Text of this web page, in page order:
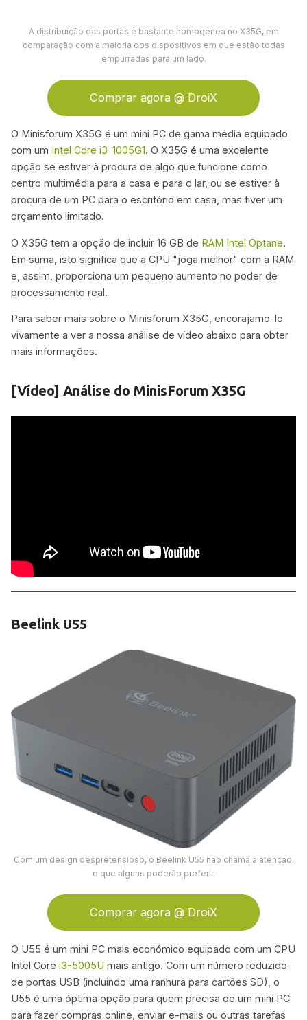
A distribuição das portas é bastante homogénea no X35G, em
comparação com a maioria dos dispositivos em que estão todas
empurradas para um lado.
Comprar agora @ DroiX
O Minisforum X35G é um mini PC de gama média equipado
com um Intel Core i3-1005G1. O X35G é uma excelente
opção se estiver à procura de algo que funcione como
centro multimédia para a casa e para o lar, ou se estiver à
procura de um PC para o escritório em casa, mas tiver um
orçamento limitado.
O X35G tem a opção de incluir 16 GB de RAM Intel Optane.
Em suma, isto significa que a CPU "joga melhor" com a RAM
e, assim, proporciona um pequeno aumento no poder de
processamento real.
Para saber mais sobre o Minisforum X35G, encorajamo-lo
vivamente a ver a nossa análise de vídeo abaixo para obter
mais informações.
[Vídeo] Análise do MinisForum X35G
Beelink U55
Com um design despretensioso, o Beelink U55 não chama a atenção,
o que alguns poderão preferir.
Comprar agora @ DroiX
O U55 é um mini PC mais económico equipado com um CPU
Intel Core i3-5005U mais antigo. Com um número reduzido
de portas USB (incluindo uma ranhura para cartões SD), o
U55 é uma óptima opção para quem precisa de um mini PC
para fazer compras online, enviar e-mails ou outras tarefas